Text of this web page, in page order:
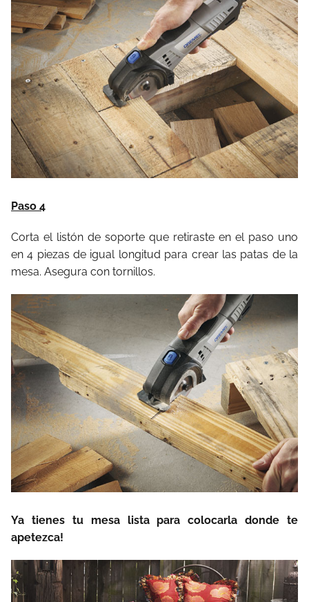
Paso 4
Corta el listón de soporte que retiraste en el paso uno
en 4 piezas de igual longitud para crear las patas de la
mesa. Asegura con tornillos.
Ya tienes tu mesa lista para colocarla donde te
apetezca!